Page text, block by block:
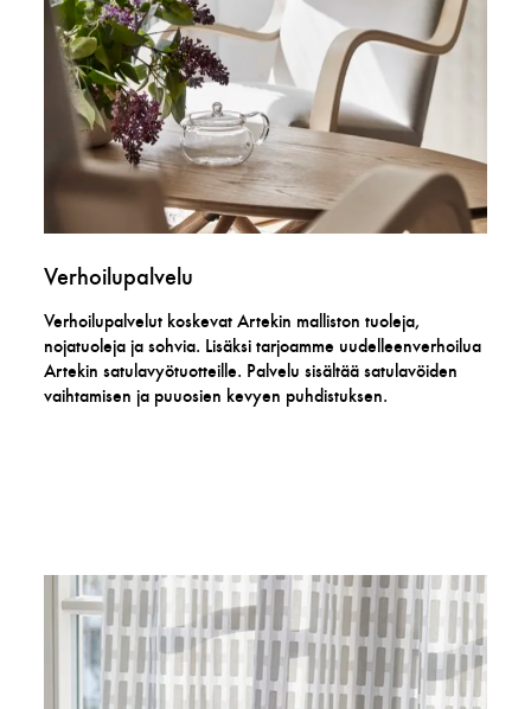
Verhoilupalvelu
Verhoilupalvelut koskevat Artekin malliston tuoleja,
nojatuoleja ja sohvia. Lisäksi tarjoamme uudelleenverhoilua
Artekin satulavyötuotteille. Palvelu sisältää satulavöiden
vaihtamisen ja puuosien kevyen puhdistuksen.